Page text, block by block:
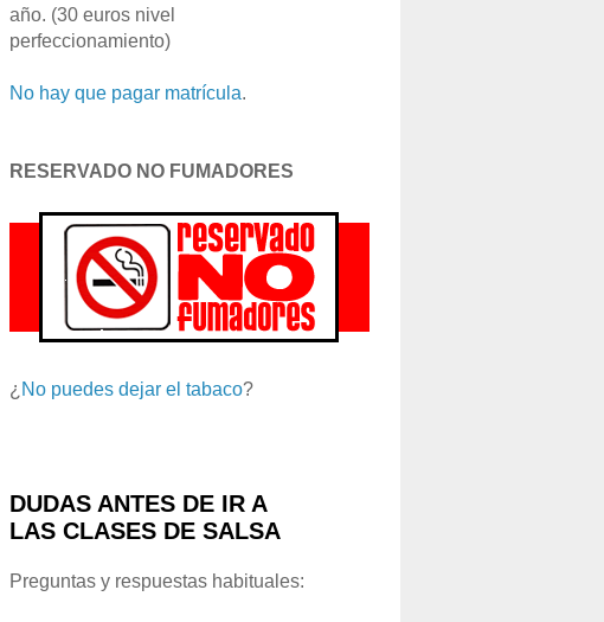
año. (30 euros nivel
perfeccionamiento)
No hay que pagar matrícula.
RESERVADO NO FUMADORES
¿ No puedes dejar el tabaco?
DUDAS ANTES DE IR A
LAS CLASES DE SALSA
Preguntas y respuestas habituales: